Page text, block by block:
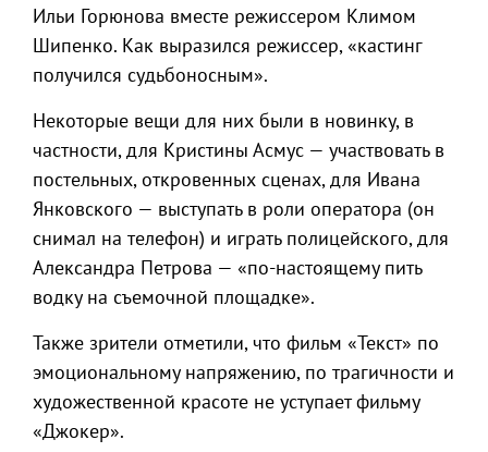
Ильи Горюнова вместе режиссером Климом
Шипенко. Как выразился режиссер, «кастинг
получился судьбоносным».
Некоторые вещи для них были в новинку, в
частности, для Кристины Асмус — участвовать в
постельных, откровенных сценах, для Ивана
Янковского — выступать в роли оператора (он
снимал на телефон) и играть полицейского, для
Александра Петрова — «по-настоящему пить
водку на съемочной площадке».
Также зрители отметили, что фильм «Текст» по
эмоциональному напряжению, по трагичности и
художественной красоте не уступает фильму
«Джокер».